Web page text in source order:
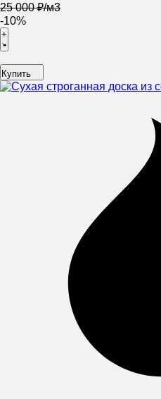
25 000 ₽/м3
-10%
+
Купить